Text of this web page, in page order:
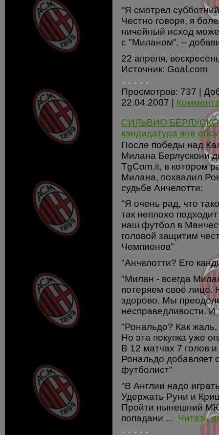
"Я смотрел
Честно говоря, я
ничейный исход
с "Миланом", –
22 апреля,
Источник: Goal.com
Просмотров: 737
22.04.2007
СИЛЬВИО
кандидатура вне
После победы над
Милана Берлускони
TgCom.it, в котором
Милана, похвалил
судьбе Анчелотти:
"Я очень рад, что
так неплохо
наш футбол в
головой защитим
Чемпионов"
"Анчелотти? Его
"Милан - всегда
потеряем своё лицо.
здорово. Мы
несправедливости.
"Рональдо? Как
Но эта покупка уже
В 12 матчах 7 голов
Рональдо добавляет
футболист"
"В Англии надо
Удержать Руни и
Пройти нынешний
попадани ... Читать